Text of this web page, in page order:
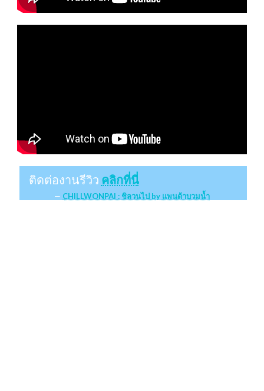
ติดต่องานรีวิว คลิกที่นี่
CHILLWONPAI : ชิลวนไป by แพนด้าบวมน้ำ